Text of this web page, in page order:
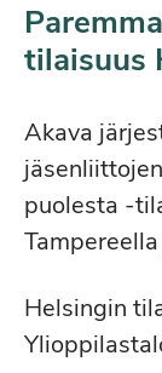
tilaisuus
Akava
puolesta -
Helsingin